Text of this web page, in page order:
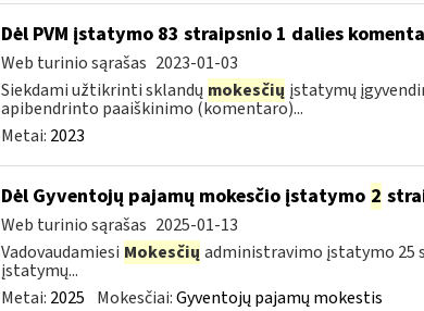
Dėl PVM įstatymo 83 straipsnio 1 dalies
Web turinio sąrašas 2023-01-03
Siekdami užtikrinti sklandų mokesčių įstatymų
apibendrinto paaiškinimo (komentaro)...
Metai: 2023
Dėl Gyventojų pajamų mokesčio įstatymo 2
Web turinio sąrašas 2025-01-13
Vadovaudamiesi Mokesčių administravimo įstatymo 25
įstatymų...
Metai: 2025 Mokesčiai:Gyventojų pajamų mokestis